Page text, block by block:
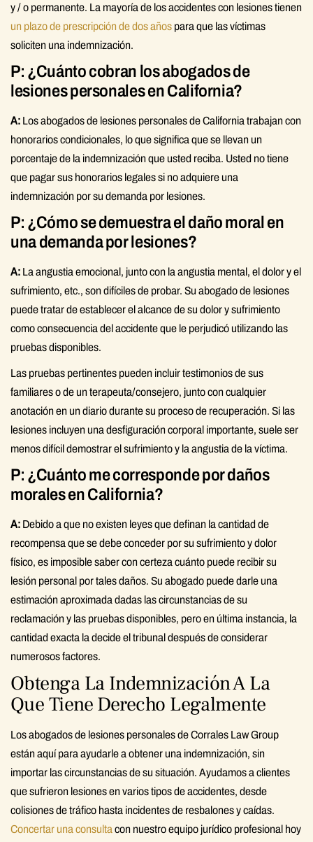
y / o permanente. La mayoría de los accidentes con lesiones tienen
un plazo de prescripción de dos años para que las víctimas
soliciten una indemnización.
P: ¿Cuánto cobran los abogados de
lesiones personales en California?
A: Los abogados de lesiones personales de California trabajan con
honorarios condicionales, lo que significa que se llevan un
porcentaje de la indemnización que usted reciba. Usted no tiene
que pagar sus honorarios legales si no adquiere una
indemnización por su demanda por lesiones.
P: ¿Cómo se demuestra el daño moral en
una demanda por lesiones?
A: La angustia emocional, junto con la angustia mental, el dolor y el
sufrimiento, etc., son difíciles de probar. Su abogado de lesiones
puede tratar de establecer el alcance de su dolor y sufrimiento
como consecuencia del accidente que le perjudicó utilizando las
pruebas disponibles.
Las pruebas pertinentes pueden incluir testimonios de sus
familiares o de un terapeuta/consejero, junto con cualquier
anotación en un diario durante su proceso de recuperación. Si las
lesiones incluyen una desfiguración corporal importante, suele ser
menos difícil demostrar el sufrimiento y la angustia de la víctima.
P: ¿Cuánto me corresponde por daños
morales en California?
A: Debido a que no existen leyes que definan la cantidad de
recompensa que se debe conceder por su sufrimiento y dolor
físico, es imposible saber con certeza cuánto puede recibir su
lesión personal por tales daños. Su abogado puede darle una
estimación aproximada dadas las circunstancias de su
reclamación y las pruebas disponibles, pero en última instancia, la
cantidad exacta la decide el tribunal después de considerar
numerosos factores.
Obtenga La Indemnización A La
Que Tiene Derecho Legalmente
Los abogados de lesiones personales de Corrales Law Group
están aquí para ayudarle a obtener una indemnización, sin
importar las circunstancias de su situación. Ayudamos a clientes
que sufrieron lesiones en varios tipos de accidentes, desde
colisiones de tráfico hasta incidentes de resbalones y caídas.
Concertar una consulta con nuestro equipo jurídico profesional hoy